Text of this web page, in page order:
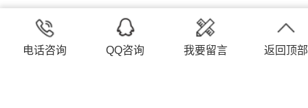
电话咨询 QQ咨询 我要留言 返回顶部